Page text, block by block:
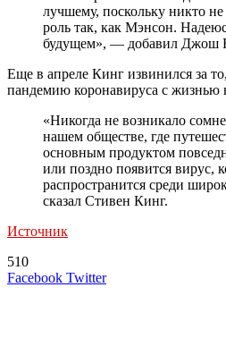
лучшему, поскольку никто
роль так, как Мэнсон.
будущем», — добавил Джош
Еще в апреле Кинг извинился за
пандемию коронавируса с жизнью
«Никогда не возникало
нашем обществе, где
основным продуктом
или поздно появится вирус,
распространится среди
сказал Стивен Кинг.
Источник
510
Facebook TwitterLinkedIn
Tumblr
Reddit
Вконтакте
Одноклассники
Skype
Messenger
Messenger
WhatsApp
Telegram
Viber
Line
Поделиться
Печатать